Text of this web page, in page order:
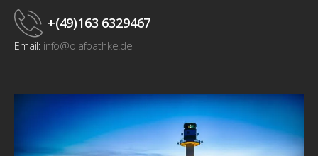
+(49)163 6329467
Email: info@olafbathke.de